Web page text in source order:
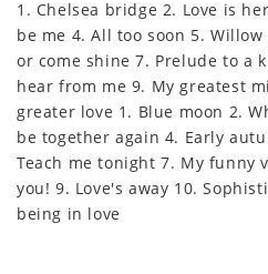
1. Chelsea bridge 2. Love is
be me 4. All too soon 5.
or come shine 7. Prelude to a
hear from me 9. My greatest
greater love 1. Blue moon 2.
be together again 4. Early
Teach me tonight 7. My funny
you! 9. Love's away 10.
being in love